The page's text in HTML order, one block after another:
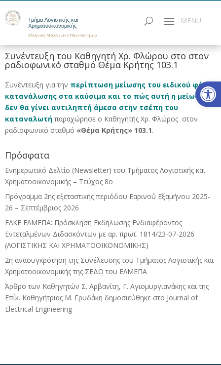
Τμήμα Λογιστικής και
Χρηματοοικονομικής
Ελληνικό Μεσογειακό Πανεπιστήμιο
Συνέντευξη του Καθηγητή Χρ. Φλώρου στο στον
ραδιοφωνικό σταθμό Θέμα Κρήτης 103.1
Συνέντευξη για την περίπτωση μείωσης του ειδικού φόρου
κατανάλωσης στα καύσιμα και το πώς αυτή η μείωση
δεν θα γίνει αντιληπτή άμεσα στην τσέπη του
καταναλωτή παραχώρησε ο Καθηγητής Χρ. Φλώρος στον
ραδιοφωνικό σταθμό «Θέμα Κρήτης» 103.1.
Πρόσφατα
Ενημερωτικό Δελτίο (Newsletter) του Τμήματος Λογιστικής και
Χρηματοοικονομικής – Τεύχος 8ο
Πρόγραμμα 2ης εξεταστικής περιόδου Eαρινού Eξαμήνου 2025-
26 – Σεπτέμβριος 2026
ΕΛΚΕ ΕΛΜΕΠΑ: Πρόσκληση Εκδήλωσης Ενδιαφέροντος
Εντεταλμένων Διδασκόντων με αρ. πρωτ. 1814/23-07-2026
(ΛΟΓΙΣΤΙΚΗΣ ΚΑΙ ΧΡΗΜΑΤΟΟΙΚΟΝΟΜΙΚΗΣ)
2η ανασυγκρότηση της Συνέλευσης του Τμήματος Λογιστικής και
Χρηματοοικονομικής της ΣΕΔΟ του ΕΛΜΕΠΑ
Άρθρο των Καθηγητών Σ. Αρβανίτη, Γ. Αγιομυργιανάκης και της
Επίκ. Καθηγήτριας Μ. Γρυδάκη δημοσιεύθηκε στο Journal of
Electrical Engineering